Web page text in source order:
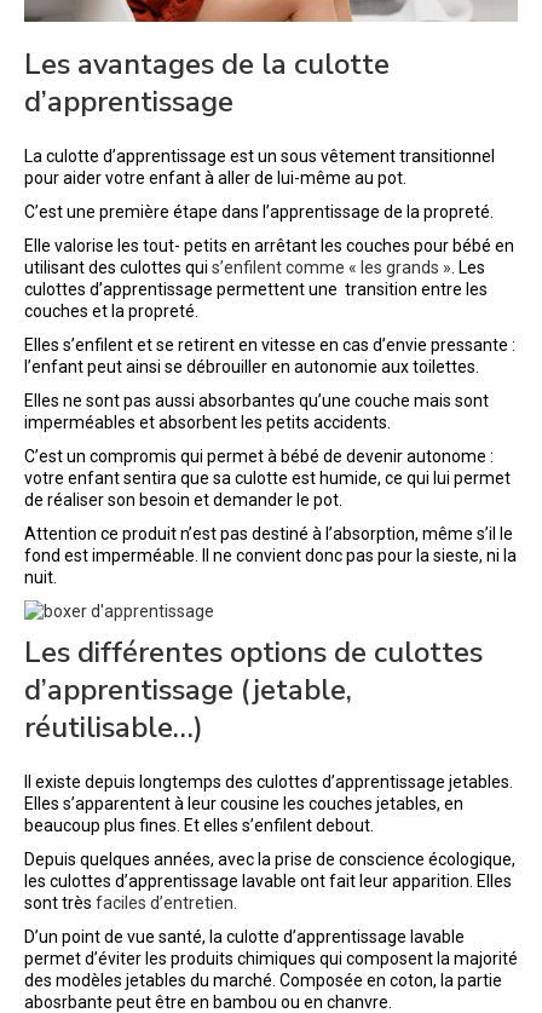
Les avantages de la culotte
d’apprentissage
La culotte d’apprentissage est un sous vêtement transitionnel
pour aider votre enfant à aller de lui-même au pot.
C’est une première étape dans l’apprentissage de la propreté.
Elle valorise les tout- petits en arrêtant les couches pour bébé en
utilisant des culottes qui s’enfilent comme « les grands » . Les
culottes d’apprentissage permettent une transition entre les
couches et la propreté.
Elles s’enfilent et se retirent en vitesse en cas d’envie pressante :
l’enfant peut ainsi se débrouiller en autonomie aux toilettes.
Elles ne sont pas aussi absorbantes qu’une couche mais sont
imperméables et absorbent les petits accidents.
C’est un compromis qui permet à bébé de devenir autonome :
votre enfant sentira que sa culotte est humide, ce qui lui permet
de réaliser son besoin et demander le pot.
Attention ce produit n’est pas destiné à l’absorption, même s’il le
fond est imperméable. Il ne convient donc pas pour la sieste, ni la
nuit.
Les différentes options de culottes
d’apprentissage (jetable,
réutilisable…)
Il existe depuis longtemps des culottes d’apprentissage jetables.
Elles s’apparentent à leur cousine les couches jetables, en
beaucoup plus fines. Et elles s’enfilent debout.
Depuis quelques années, avec la prise de conscience écologique,
les culottes d’apprentissage lavable ont fait leur apparition. Elles
sont très faciles d’entretien.
D’un point de vue santé, la culotte d’apprentissage lavable
permet d’éviter les produits chimiques qui composent la majorité
des modèles jetables du marché. Composée en coton, la partie
abosrbante peut être en bambou ou en chanvre.